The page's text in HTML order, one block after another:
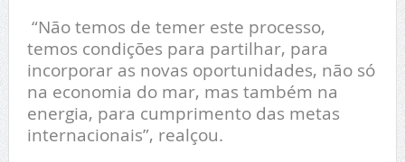
“Não temos de temer este processo,
temos condições para partilhar, para
incorporar as novas oportunidades, não só
na economia do mar, mas também na
energia, para cumprimento das metas
internacionais”, realçou.